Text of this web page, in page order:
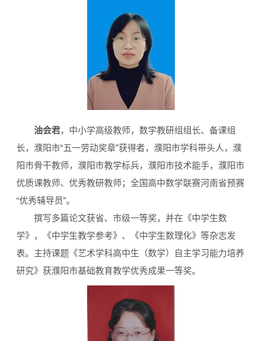
油会君，中小学高级教师，数学教研组组长、备课组
长，濮阳市“五一劳动奖章”获得者，濮阳市学科带头人，濮
阳市骨干教师，濮阳市教学标兵，濮阳市技术能手，濮阳市
优质课教师、优秀教研教师；全国高中数学联赛河南省预赛
“优秀辅导员”。
撰写多篇论文获省、市级一等奖，并在《中学生数
学》，《中学生教学参考》、《中学生数理化》等杂志发
表。主持课题《艺术学科高中生（数学）自主学习能力培养
研究》获濮阳市基础教育教学优秀成果一等奖。